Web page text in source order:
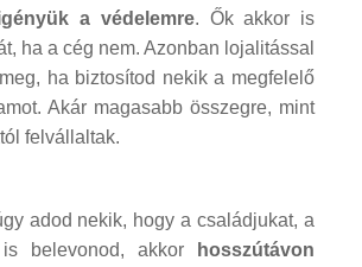
a védelemre. Ők akkor is
ha a cég nem. Azonban lojalitással
ha biztosítod nekik a megfelelő
Akár magasabb összegre, mint
felvállaltak.
adod nekik, hogy a családjukat, a
is belevonod, akkor
hosszútávon